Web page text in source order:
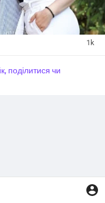
1k
поділитися чи